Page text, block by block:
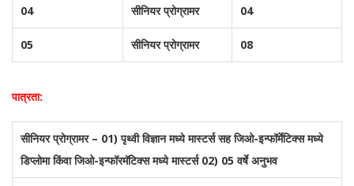
04 सीनियर प्रोग्रामर 04
05 सीनियर प्रोग्रामर 08
पात्रता:
सीनियर प्रोग्रामर – 01) पृथ्वी विज्ञान मध्ये मास्टर्स सह जिओ-इन्फॉर्मेटिक्स मध्ये
डिप्लोमा किंवा जिओ-इन्फॉरमॅटिक्स मध्ये मास्टर्स 02) 05 वर्षे अनुभव